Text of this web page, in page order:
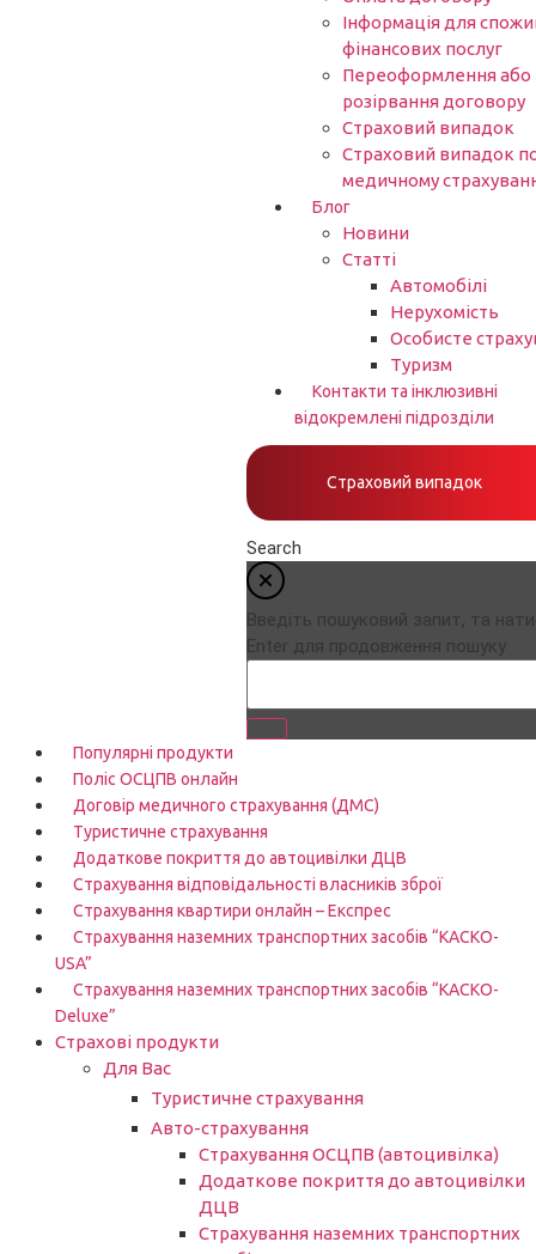
Інформація для
фінансових послуг
Переоформлення або
розірвання договору
Страховий випадок
Страховий випадок
медичному
Блог
Новини
Статті
Автомобілі
Нерухомість
Особисте
Туризм
Контакти та інклюзивні
відокремлені підрозділи
Страховий випадок
Search
Введіть пошуковий запит, та
Enter для продовження пошуку
Популярні продукти
Поліс ОСЦПВ онлайн
Договір медичного страхування (ДМС)
Туристичне страхування
Додаткове покриття до автоцивілки ДЦВ
Страхування відповідальності власників зброї
Страхування квартири онлайн – Експрес
Страхування наземних транспортних засобів “КАСКО-
USA”
Страхування наземних транспортних засобів “КАСКО-
Deluxe”
Страхові продукти
Для Вас
Туристичне страхування
Авто-страхування
Страхування ОСЦПВ (автоцивілка)
Додаткове покриття до автоцивілки
ДЦВ
Страхування наземних транспортних